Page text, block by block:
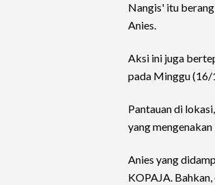
Nangis' itu
Anies.
Aksi ini juga
pada Minggu (16/
Pantauan di
yang
Anies yang
KOPAJA.